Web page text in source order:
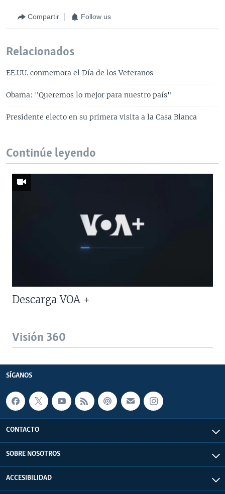
Compartir Follow us
Relacionados
EE.UU. conmemora el Día de los Veteranos
Obama: "Queremos lo mejor para nuestro país"
Presidente electo en su primera visita a la Casa Blanca
Continúe leyendo
Descarga VOA +
Visión 360
SÍGANOS
CONTACTO
SOBRE NOSOTROS
ACCESIBILIDAD